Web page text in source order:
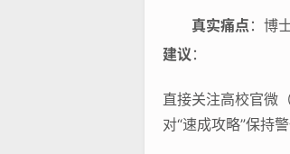
真实痛点 ：博
建议 ：
直接关注高校官微
对“速成攻略”保持